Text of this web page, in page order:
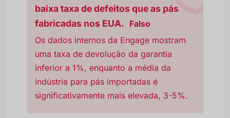
baixa taxa de defeitos que as pás
fabricadas nos EUA. Falso
Os dados internos da Engage mostram
uma taxa de devolução da garantia
inferior a 1%, enquanto a média da
indústria para pás importadas é
significativamente mais elevada, 3-5%.